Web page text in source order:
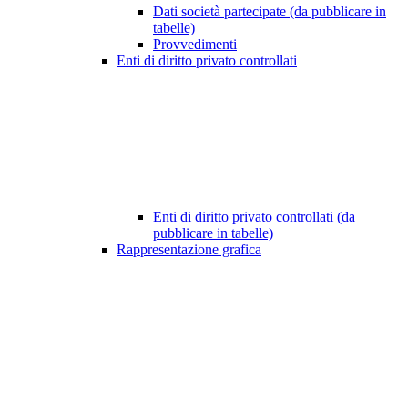
Dati società partecipate (da pubblicare in
tabelle)
Provvedimenti
Enti di diritto privato controllati
Enti di diritto privato controllati (da
pubblicare in tabelle)
Rappresentazione grafica